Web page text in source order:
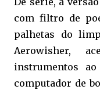
com filtro de
palhetas do
Aerowisher,
instrumentos
computador de